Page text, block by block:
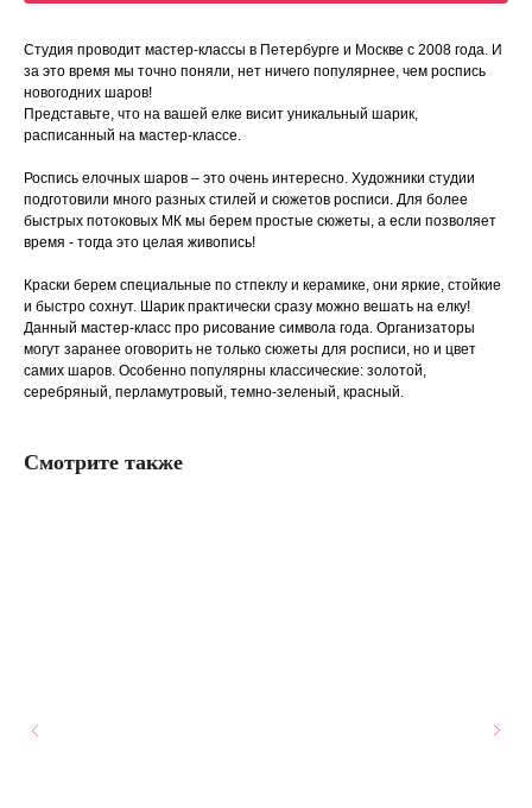
Студия проводит мастер-классы в Петербурге и Москве с 2008 года. И
за это время мы точно поняли, нет ничего популярнее, чем роспись
новогодних шаров!
Представьте, что на вашей елке висит уникальный шарик,
расписанный на мастер-классе.
Роспись елочных шаров – это очень интересно. Художники студии
подготовили много разных стилей и сюжетов росписи. Для более
быстрых потоковых МК мы берем простые сюжеты, а если позволяет
время - тогда это целая живопись!
Краски берем специальные по стпеклу и керамике, они яркие, стойкие
и быстро сохнут. Шарик практически сразу можно вешать на елку!
Данный мастер-класс про рисование символа года. Организаторы
могут заранее оговорить не только сюжеты для росписи, но и цвет
самих шаров. Особенно популярны классические: золотой,
серебряный, перламутровый, темно-зеленый, красный.
Смотрите также